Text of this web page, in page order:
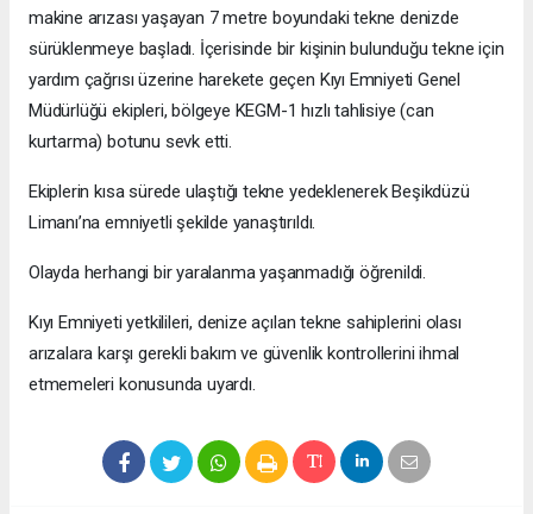
makine arızası yaşayan 7 metre boyundaki tekne denizde
sürüklenmeye başladı. İçerisinde bir kişinin bulunduğu tekne için
yardım çağrısı üzerine harekete geçen Kıyı Emniyeti Genel
Müdürlüğü ekipleri, bölgeye KEGM-1 hızlı tahlisiye (can
kurtarma) botunu sevk etti.
Ekiplerin kısa sürede ulaştığı tekne yedeklenerek Beşikdüzü
Limanı’na emniyetli şekilde yanaştırıldı.
Olayda herhangi bir yaralanma yaşanmadığı öğrenildi.
Kıyı Emniyeti yetkilileri, denize açılan tekne sahiplerini olası
arızalara karşı gerekli bakım ve güvenlik kontrollerini ihmal
etmemeleri konusunda uyardı.